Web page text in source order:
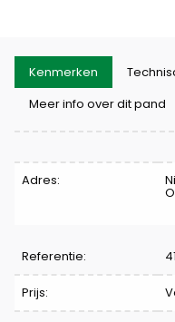
Kenmerken
Meer info over dit pand
Kenmerken
Adres:
Referentie:
Prijs: